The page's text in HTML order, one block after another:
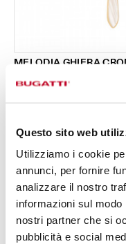
Questo sito web
Utilizziamo i cookie
annunci, per fornire
analizzare il nostro
informazioni sul
nostri partner che si
pubblicità e social
MELODIA GHIERA
24 PEZZI PER 6